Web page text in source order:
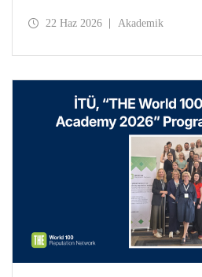
ödülü İtalya’da düzenlenecek PPS-
22 Haz 2026 Akademik